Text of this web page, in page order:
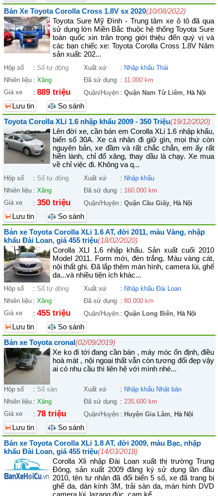
Bán Xe Toyota Corolla Cross 1.8V sx 2020(10/08/2022)
Toyota Sure Mỹ Đình - Trung tâm xe ô tô đã qua
sử dụng lớn Miền Bắc thuộc hệ thống Toyota Sure
toàn quốc xin trân trọng giới thiệu đến quý vị và
các bạn chiếc xe: Toyota Corolla Cross 1.8V Năm
sản xuất: 202...
Hộp số : Số tự động Xuất xứ : Nhập khẩu Thái
Nhiên liệu : Xăng Đã sử dụng : 11.000 km
Giá xe
: 889 triệu Quận/Huyện : Quận Nam Từ Liêm, Hà Nội
Lưu tin
So sánh
Toyota Corolla XLi 1.6 nhập khẩu 2009 - 350 Triệu(19/12/2020)
Lên đời xe, cần bán em Corolla XLi 1.6 nhập khẩu,
biển số 30A. Xe cá nhân đi giữ gìn, mọi thứ còn
nguyên bản, xe đầm và rất chắc chắn, em ấy rất
hiền lành, chỉ đổ xăng, thay dầu là chạy. Xe mua
về chỉ việc đi. Không va q...
Hộp số : Số tự động Xuất xứ : Nhập khẩu
Nhiên liệu : Xăng Đã sử dụng : 160.000 km
Giá xe
: 350 triệu Quận/Huyện : Quận Cầu Giấy, Hà Nội
Lưu tin
So sánh
Bán xe Toyota Corolla XLi 1.6 AT, đời 2011, màu Vàng, nhập
khẩu Đài Loan, giá 455 triệu(18/02/2020)
Corolla XLI 1.6 nhập khẩu. Sản xuất cuối 2010
Model 2011. Form mới, đèn trắng. Màu vàng cát,
nội thất ghi. Đã lắp thêm màn hình, camera lùi, ghế
da...và nhiều tiện ích khác...
Hộp số : Số tự động Xuất xứ : Nhập khẩu Đài Loan
Nhiên liệu : Xăng Đã sử dụng : 80.000 km
Giá xe
: 455 triệu Quận/Huyện : Quận Long Biên, Hà Nội
Lưu tin
So sánh
Bán xe Toyota cronal(02/09/2019)
Xe ko đi tới đang cần bán , máy móc ổn định, điều
hoà mát , nội ngoại thất vẫn còn tương đối đẹp vậy
ai có nhu cầu thì liên hệ với mình nhé...
Hộp số : Số sàn Xuất xứ : Nhập khẩu Nhật bản
Nhiên liệu : Xăng Đã sử dụng : 235.600 km
Giá xe
: 78 triệu Quận/Huyện : Huyện Gia Lâm, Hà Nội
Lưu tin
So sánh
Bán xe Toyota Corolla XLi 1.8 AT, đời 2009, màu Bạc, nhập
khẩu Đài Loan, giá 455 triệu(14/03/2018)
Corolla Xli nhập Đài Loan xuất thị trường Trung
Đông, sản xuất 2009 đăng ký sử dụng lần đầu
2010, tên tư nhân đã đổi biển 5 số, xe đã trang bị
ghế da, dán kính 3M, trải sàn da, màn hình DVD
camera lùi, lazang đúc, cam kế...